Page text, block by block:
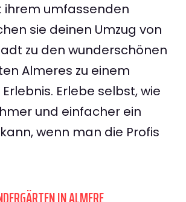
ihrem umfassenden
sie deinen Umzug von
zu den wunderschönen
Almeres zu einem
Erlebe selbst, wie
und einfacher ein
wenn man die Profis